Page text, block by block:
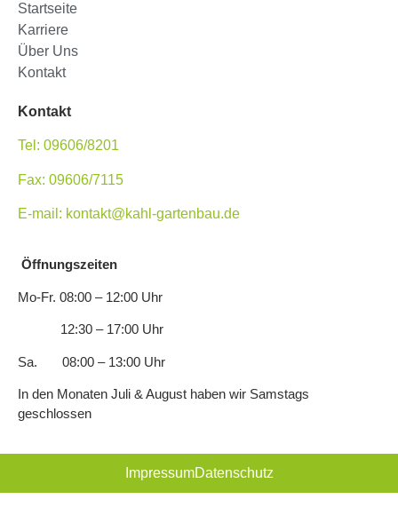
Startseite
Karriere
Über Uns
Kontakt
Kontakt
Tel: 09606/8201
Fax: 09606/7115
E-mail: kontakt@kahl-gartenbau.de
Öffnungszeiten
Mo-Fr. 08:00 – 12:00 Uhr
12:30 – 17:00 Uhr
Sa. 08:00 – 13:00 Uhr
In den Monaten Juli & August haben wir Samstags
geschlossen
ImpressumDatenschutz